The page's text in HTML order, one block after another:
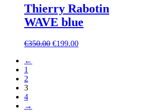
€360.00€199.00.
Thierry Rabotin
WAVE blue
€350.00 Ursprünglicher
€199.00Aktueller
←
1
2
3
4
→